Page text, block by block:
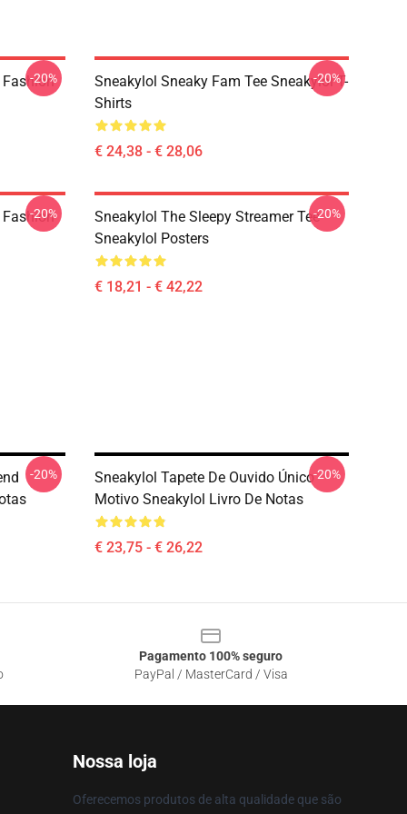
-20%
Sneakylol Sneaky Fam Tee Sneakylol T-
Shirts
€ 24,38 - € 28,06
-20%
-20%
Sneakylol The Sleepy Streamer Tee
Sneakylol Posters
€ 18,21 - € 42,22
-20%
-20%
Sneakylol Tapete De Ouvido Único
Motivo Sneakylol Livro De Notas
€ 23,75 - € 26,22
-20%
Pagamento 100% seguro
PayPal / MasterCard / Visa
Nossa loja
Oferecemos produtos de alta qualidade que são